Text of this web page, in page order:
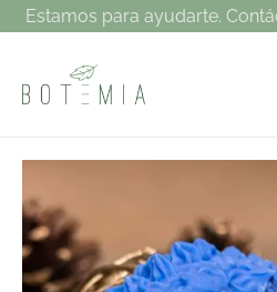
Estamos para ayudarte.